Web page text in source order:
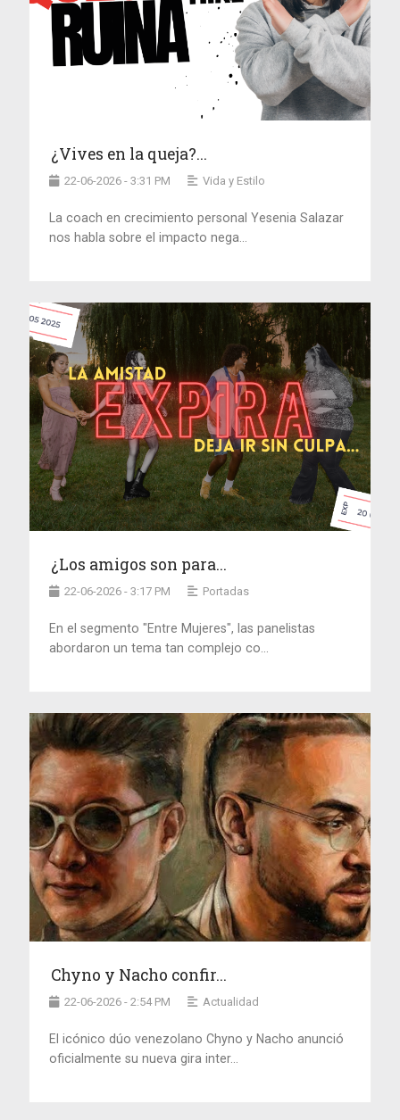
¿Vives en la queja?...
22-06-2026 - 3:31 PM Vida y Estilo
La coach en crecimiento personal Yesenia Salazar
nos habla sobre el impacto nega...
¿Los amigos son para...
22-06-2026 - 3:17 PM Portadas
En el segmento "Entre Mujeres", las panelistas
abordaron un tema tan complejo co...
Chyno y Nacho confir...
22-06-2026 - 2:54 PM Actualidad
El icónico dúo venezolano Chyno y Nacho anunció
oficialmente su nueva gira inter...